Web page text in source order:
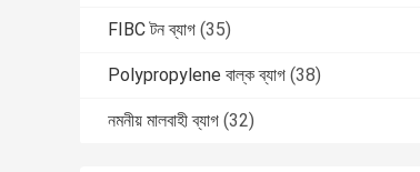
FIBC টন ব্যাগ (35)
Polypropylene বাল্ক ব্যাগ (38)
নমনীয় মালবাহী ব্যাগ (32)